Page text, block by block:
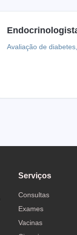
Avaliação de
Serviços
Consultas
Exames
Vacinas